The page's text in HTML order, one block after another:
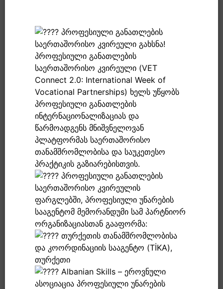
პროფესიული განათლების
საერთაშორისო კვირეული გახსნა!
პროფესიული განათლების
საერთაშორისო კვირეული (VET
Connect 2.0: International Week of
Vocational Partnerships) ხელს უწყობს
პროფესიული განათლების
ინტერნაციონალიზაციას და
წარმოადგენს მნიშვნელოვან
პლატფორმას საერთაშორისო
თანამშრომლობისა და საუკეთესო
პრაქტიკის გაზიარებისთვის.
პროფესიული განათლების
საერთაშორისო კვირეულის
ფარგლებში, პროფესიული უნარების
სააგენტომ მემორანდუმი სამ პარტნიორ
ორგანიზაციასთან გააფორმა:
თურქეთის თანამშრომლობისა
და კოორდინაციის სააგენტო (TİKA),
თურქეთი
Albanian Skills – ეროვნული
ასოციაცია პროფესიული უნარების